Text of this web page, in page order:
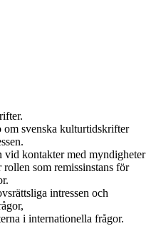
svenska kulturtidskrifter
vid kontakter med myndigheter
rollen som remissinstans för
intressen och
i internationella frågor.